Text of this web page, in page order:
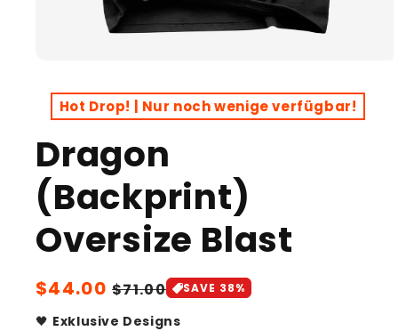
modal
Hot Drop! | Nur noch wenige verfügbar!
Dragon
(Backprint)
Oversize Blast
Sale
price
$44.00 Regular
price
$71.00 SAVE 38%
🖤 Exklusive Designs